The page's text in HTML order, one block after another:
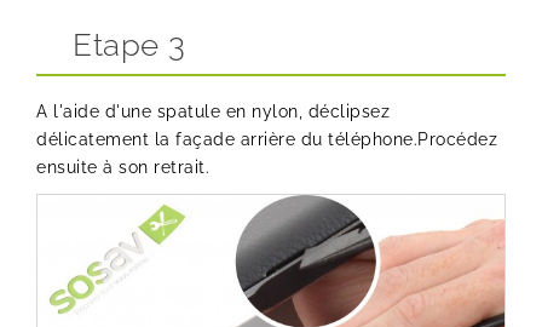
Etape 3
A l'aide d'une spatule en nylon, déclipsez
délicatement la façade arrière du téléphone.Procédez
ensuite à son retrait.